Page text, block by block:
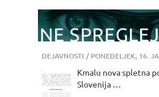
DEJAVNOSTI / PONEDELJEK, 16.
Kmalu nova spletna
Slovenija …